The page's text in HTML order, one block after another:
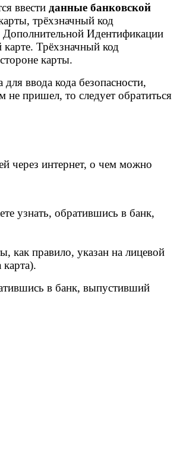
ввести данные банковской
трёхзначный код
Идентификации
Трёхзначный код
карты.
ввода кода безопасности,
пришел, то следует обратиться
через интернет, о чем можно
узнать, обратившись в банк,
как правило, указан на лицевой
в банк, выпустивший